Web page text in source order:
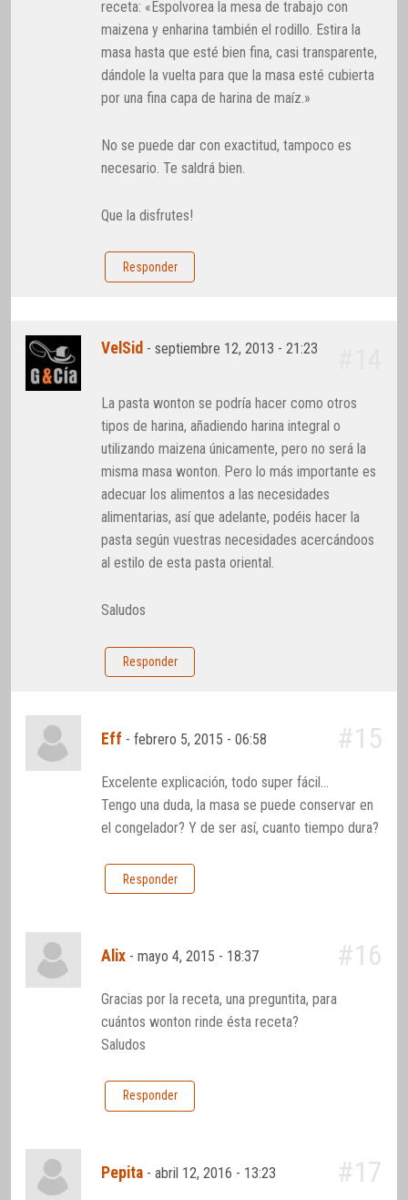
receta: «Espolvorea la mesa de trabajo con
maizena y enharina también el rodillo. Estira la
masa hasta que esté bien fina, casi transparente,
dándole la vuelta para que la masa esté cubierta
por una fina capa de harina de maíz.»
No se puede dar con exactitud, tampoco es
necesario. Te saldrá bien.
Que la disfrutes!
Responder
VelSid -septiembre 12, 2013 - 21:23
La pasta wonton se podría hacer como otros
tipos de harina, añadiendo harina integral o
utilizando maizena únicamente, pero no será la
misma masa wonton. Pero lo más importante es
adecuar los alimentos a las necesidades
alimentarias, así que adelante, podéis hacer la
pasta según vuestras necesidades acercándoos
al estilo de esta pasta oriental.
Saludos
Responder
Eff -febrero 5, 2015 - 06:58 #15
Excelente explicación, todo super fácil…
Tengo una duda, la masa se puede conservar en
el congelador? Y de ser así, cuanto tiempo dura?
Responder
Alix -mayo 4, 2015 - 18:37 #16
Gracias por la receta, una preguntita, para
cuántos wonton rinde ésta receta?
Saludos
Responder
Pepita -abril 12, 2016 - 13:23 #17